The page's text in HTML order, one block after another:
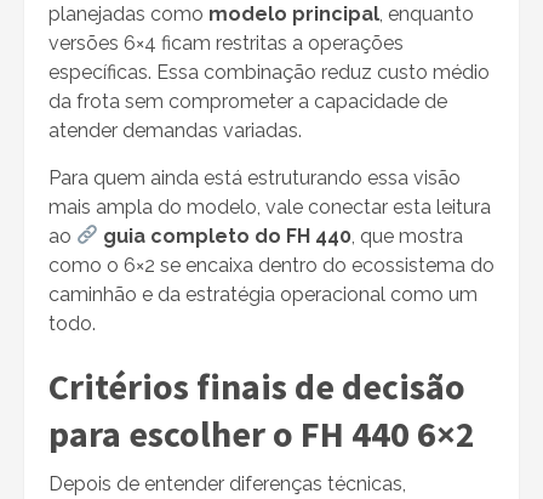
planejadas como modelo principal, enquanto
versões 6×4 ficam restritas a operações
específicas. Essa combinação reduz custo médio
da frota sem comprometer a capacidade de
atender demandas variadas.
Para quem ainda está estruturando essa visão
mais ampla do modelo, vale conectar esta leitura
ao
guia completo do FH 440, que mostra
como o 6×2 se encaixa dentro do ecossistema do
caminhão e da estratégia operacional como um
todo.
Critérios finais de decisão
para escolher o FH 440 6×2
Depois de entender diferenças técnicas,